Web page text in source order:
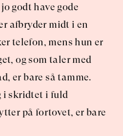
godt have gode
afbryder midt i en
telefon, mens hun er
og som taler med
er bare så tamme.
i skridtet i fuld
på fortovet, er bare